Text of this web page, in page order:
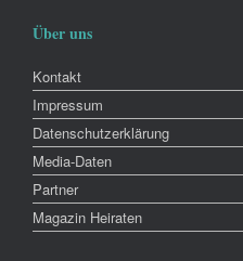
Über uns
Kontakt
Impressum
Datenschutzerklärung
Media-Daten
Partner
Magazin Heiraten